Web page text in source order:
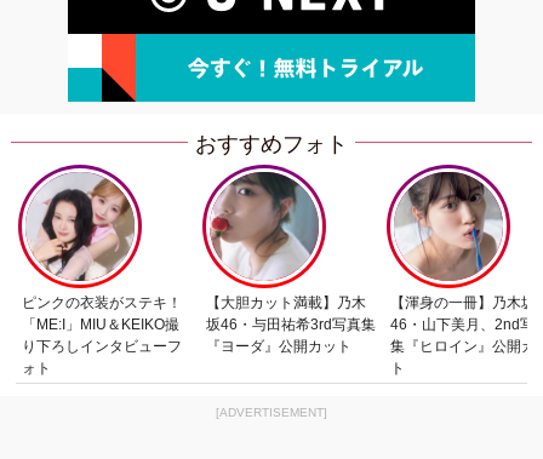
おすすめフォト
ピンクの衣装がステキ！
「ME:I」MIU＆KEIKO撮
り下ろしインタビューフ
ォト
【大胆カット満載】乃木
坂46・与田祐希3rd写真集
『ヨーダ』公開カット
【渾身の一冊】乃木坂
46・山下美月、2nd写
集『ヒロイン』公開カ
ト
[ADVERTISEMENT]